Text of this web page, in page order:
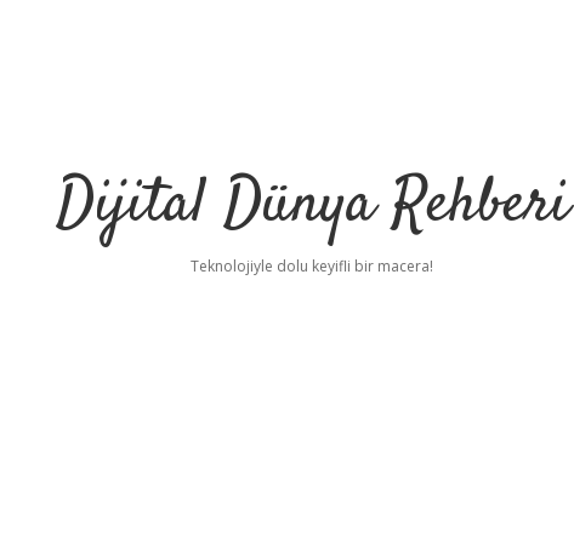
Dijital Dünya Rehberi
Teknolojiyle dolu keyifli bir macera!